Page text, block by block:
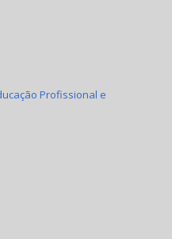
Profissional e